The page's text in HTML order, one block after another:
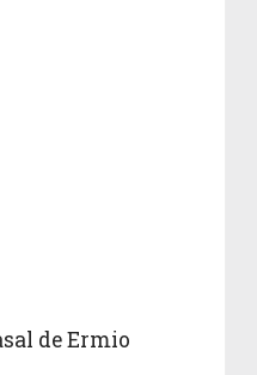
de Ermio